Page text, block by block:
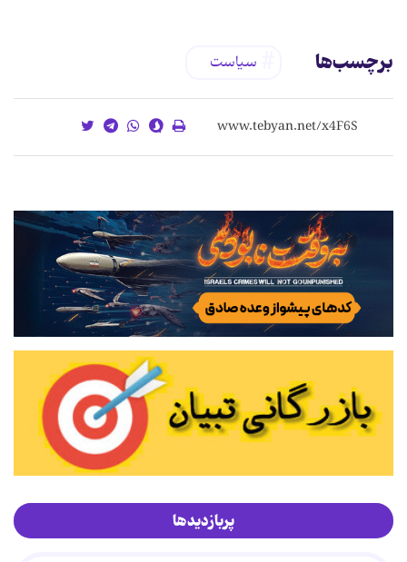
برچسب‌ها سیاست
پربازدیدها